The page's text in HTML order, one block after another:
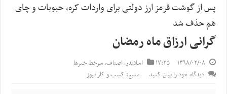
پس از گوشت قرمز ارز دولتی برای واردات کره، حبوبات و چای
هم حذف شد
گرانی ارزاق ماه رمضان
۱۳۹۸/۰۲/۰۸ ۱۷:۲۵ اسلایدر,اصناف,سرخط خبرها
دیدگاه خود را بیان کنید
منبع: کسب و کار نیوز